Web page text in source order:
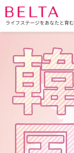
ライフステージをあなたと育む